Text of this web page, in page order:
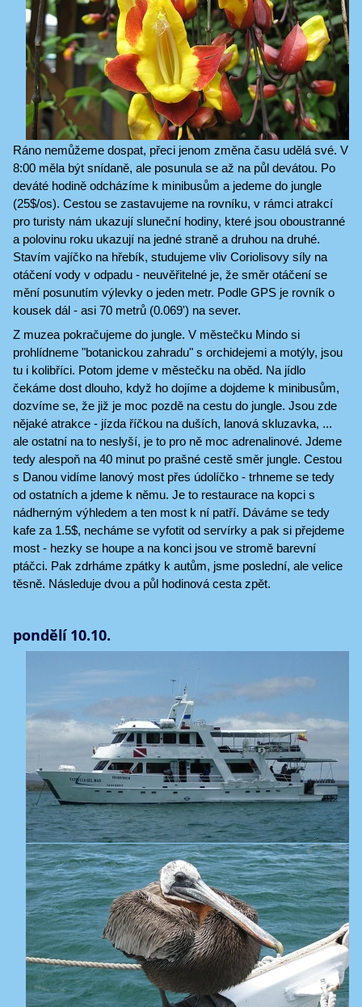
Ráno nemůžeme dospat, přeci jenom změna času udělá své. V
8:00 měla být snídaně, ale posunula se až na půl devátou. Po
deváté hodině odcházíme k minibusům a jedeme do jungle
(25$/os). Cestou se zastavujeme na rovníku, v rámci atrakcí
pro turisty nám ukazují sluneční hodiny, které jsou oboustranné
a polovinu roku ukazují na jedné straně a druhou na druhé.
Stavím vajíčko na hřebík, studujeme vliv Coriolisovy síly na
otáčení vody v odpadu - neuvěřitelné je, že směr otáčení se
mění posunutím výlevky o jeden metr. Podle GPS je rovník o
kousek dál - asi 70 metrů (0.069') na sever.
Z muzea pokračujeme do jungle. V městečku Mindo si
prohlídneme "botanickou zahradu" s orchidejemi a motýly, jsou
tu i kolibříci. Potom jdeme v městečku na oběd. Na jídlo
čekáme dost dlouho, když ho dojíme a dojdeme k minibusům,
dozvíme se, že již je moc pozdě na cestu do jungle. Jsou zde
nějaké atrakce - jízda říčkou na duších, lanová skluzavka, ...
ale ostatní na to neslyší, je to pro ně moc adrenalinové. Jdeme
tedy alespoň na 40 minut po prašné cestě směr jungle. Cestou
s Danou vidíme lanový most přes údolíčko - trhneme se tedy
od ostatních a jdeme k němu. Je to restaurace na kopci s
nádherným výhledem a ten most k ní patří. Dáváme se tedy
kafe za 1.5$, necháme se vyfotit od servírky a pak si přejdeme
most - hezky se houpe a na konci jsou ve stromě barevní
ptáčci. Pak zdrháme zpátky k autům, jsme poslední, ale velice
těsně. Následuje dvou a půl hodinová cesta zpět.
pondělí 10.10.